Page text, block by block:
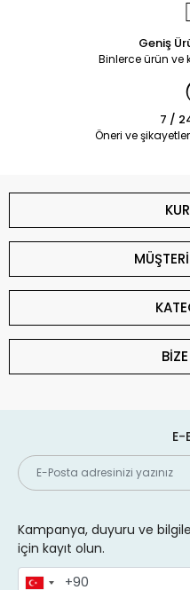
Geniş
Binlerce ürün
7 /
Öneri ve
E-
Kampanya, duyuru ve
için kayıt olun.